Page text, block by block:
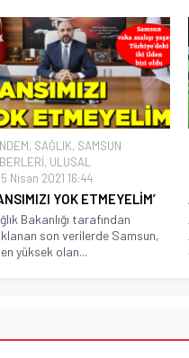
, SAĞLIK, SAMSUN
, ULUSAL
Nisan 2021 16:44
YOK ETMEYELİM’
Bakanlığı tarafından
son verilerde Samsun,
yüksek olan...